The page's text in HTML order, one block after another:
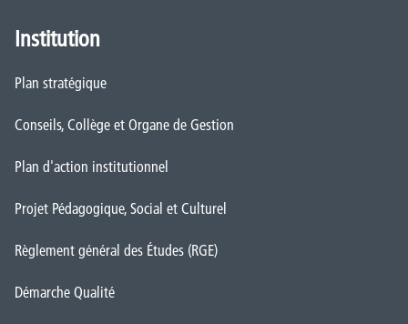
Institution
Plan stratégique
Conseils, Collège et Organe de Gestion
Plan d'action institutionnel
Projet Pédagogique, Social et Culturel
Règlement général des Études (RGE)
Démarche Qualité